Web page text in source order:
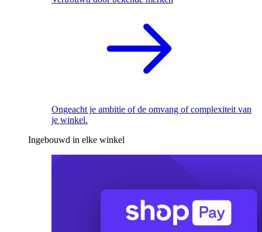
Ongeacht je ambitie of de omvang of complexiteit van
je winkel.
Ingebouwd in elke winkel